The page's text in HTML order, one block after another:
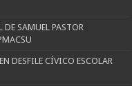
SAMUEL PASTOR
DESFILE CÍVICO ESCOLAR